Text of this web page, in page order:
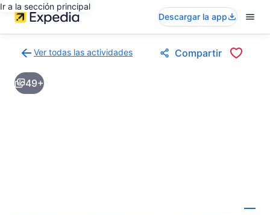
Ir a la sección principal
Descargar la app
Ver todas las actividades
a
la
página
Compartir
49+